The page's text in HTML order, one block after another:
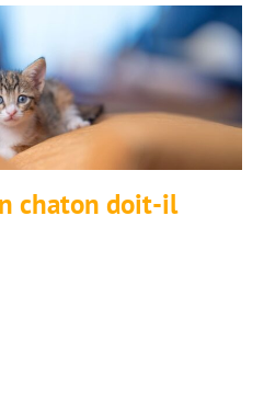
chaton doit-il